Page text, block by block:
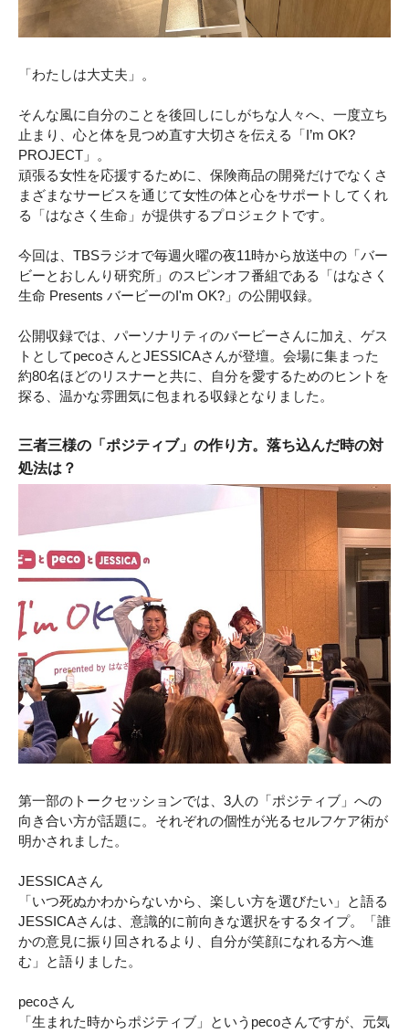
「わたしは大丈夫」。
そんな風に自分のことを後回しにしがちな人々へ、一度立ち
止まり、心と体を見つめ直す大切さを伝える「I’m OK?
PROJECT」。
頑張る女性を応援するために、保険商品の開発だけでなくさ
まざまなサービスを通じて女性の体と心をサポートしてくれ
る「はなさく生命」が提供するプロジェクトです。
今回は、TBSラジオで毎週火曜の夜11時から放送中の「バー
ビーとおしんり研究所」のスピンオフ番組である「はなさく
生命 Presents バービーのI'm OK?」の公開収録。
公開収録では、パーソナリティのバービーさんに加え、ゲス
トとしてpecoさんとJESSICAさんが登壇。会場に集まった
約80名ほどのリスナーと共に、自分を愛するためのヒントを
探る、温かな雰囲気に包まれる収録となりました。
三者三様の「ポジティブ」の作り方。落ち込んだ時の対
処法は？
第一部のトークセッションでは、3人の「ポジティブ」への
向き合い方が話題に。それぞれの個性が光るセルフケア術が
明かされました。
JESSICAさん
「いつ死ぬかわからないから、楽しい方を選びたい」と語る
JESSICAさんは、意識的に前向きな選択をするタイプ。「誰
かの意見に振り回されるより、自分が笑顔になれる方へ進
む」と語りました。
pecoさん
「生まれた時からポジティブ」というpecoさんですが、元気